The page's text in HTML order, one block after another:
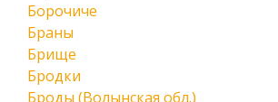
Борочиче
Браны
Брище
Бродки
Броды (Волынская обл.)